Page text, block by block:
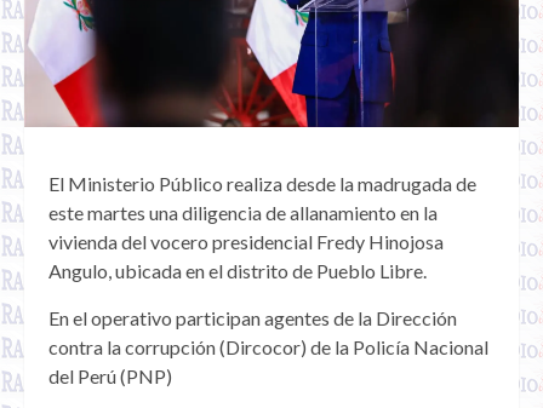
El Ministerio Público realiza desde la madrugada de
este martes una diligencia de allanamiento en la
vivienda del vocero presidencial Fredy Hinojosa
Angulo, ubicada en el distrito de Pueblo Libre.
En el operativo participan agentes de la Dirección
contra la corrupción (Dircocor) de la Policía Nacional
del Perú (PNP)